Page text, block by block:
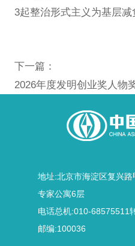
3起整治形式主义为基层
下一篇：
2026年度发明创业奖人物
地址:北京市海淀区复兴路
专家公寓6层
电话总机:010-68575511
邮编:100036